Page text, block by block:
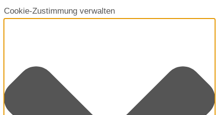
Cookie-Zustimmung verwalten